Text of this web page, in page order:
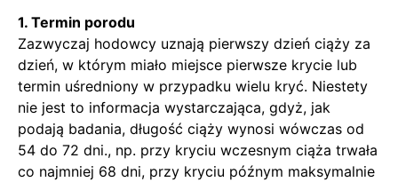
1. Termin porodu
Zazwyczaj hodowcy uznają pierwszy dzień ciąży za
dzień, w którym miało miejsce pierwsze krycie lub
termin uśredniony w przypadku wielu kryć. Niestety
nie jest to informacja wystarczająca, gdyż, jak
podają badania, długość ciąży wynosi wówczas od
54 do 72 dni., np. przy kryciu wczesnym ciąża trwała
co najmniej 68 dni, przy kryciu późnym maksymalnie